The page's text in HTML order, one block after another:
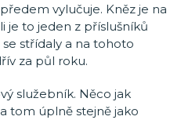
vylučuje. Kněz je na
je to jeden z příslušníků
střídaly a na tohoto
za půl roku.
služebník. Něco jak
tom úplně stejně jako